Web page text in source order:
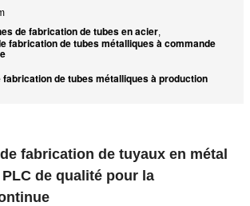
de fabrication de tubes en acier,
fabrication de tubes métalliques à commande
fabrication de tubes métalliques à production
fabrication de tuyaux en métal
de qualité pour la